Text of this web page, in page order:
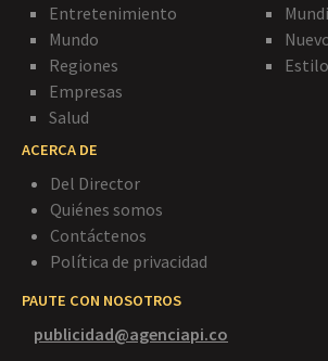
Entretenimiento
Mundo
Regiones
Empresas
Salud
ACERCA DE
Del Director
Quiénes somos
Contáctenos
Política de privacidad
PAUTE CON NOSOTROS
publicidad@agenciapi.co